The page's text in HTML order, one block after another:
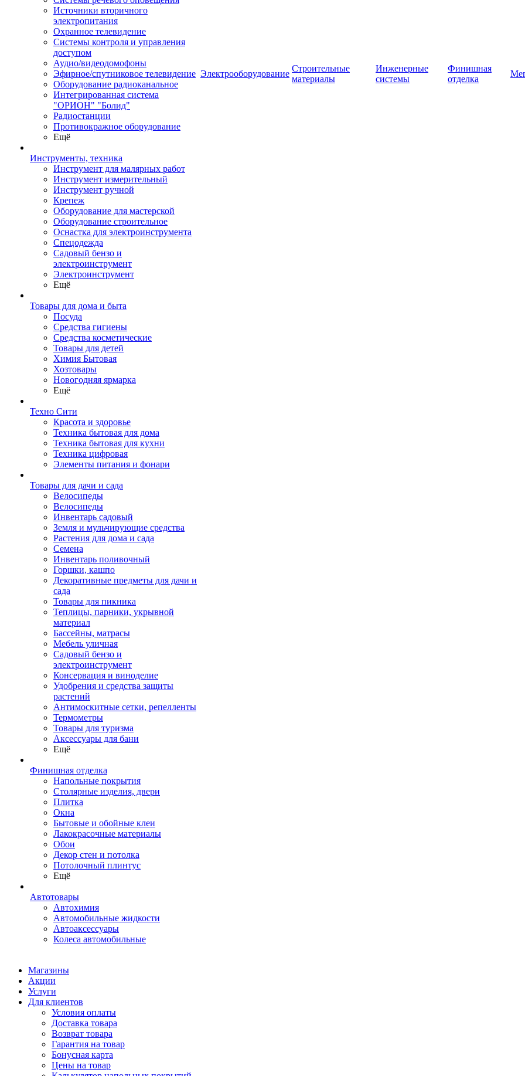
Источники вторичного
электропитания
Охранное телевидение
Системы контроля и управления
доступом
Аудио/видеодомофоны
Эфирное/спутниковое телевидение
Оборудование радиоканальное
Интегрированная система
"ОРИОН" "Болид"
Радиостанции
Противокражное оборудование
Ещё
Инструменты, техника
Инструмент для малярных работ
Инструмент измерительный
Инструмент ручной
Крепеж
Оборудование для мастерской
Оборудование строительное
Оснастка для электроинструмента
Спецодежда
Садовый бензо и
электроинструмент
Электроинструмент
Ещё
Товары для дома и быта
Посуда
Средства гигиены
Средства косметические
Товары для детей
Химия Бытовая
Хозтовары
Новогодняя ярмарка
Ещё
Техно Сити
Красота и здоровье
Техника бытовая для дома
Техника бытовая для кухни
Техника цифровая
Элементы питания и фонари
Товары для дачи и сада
Велосипеды
Велосипеды
Инвентарь садовый
Земля и мульчирующие средства
Растения для дома и сада
Семена
Инвентарь поливочный
Горшки, кашпо
Декоративные предметы для дачи и
сада
Товары для пикника
Теплицы, парники, укрывной
материал
Бассейны, матрасы
Мебель уличная
Садовый бензо и
электроинструмент
Консервация и виноделие
Удобрения и средства защиты
растений
Антимоскитные сетки, репелленты
Термометры
Товары для туризма
Аксессуары для бани
Ещё
Финишная отделка
Напольные покрытия
Столярные изделия, двери
Плитка
Окна
Бытовые и обойные клеи
Лакокрасочные материалы
Обои
Декор стен и потолка
Потолочный плинтус
Ещё
Автотовары
Автохимия
Автомобильные жидкости
Автоаксессуары
Колеса автомобильные
Электрооборудование
Строительные
материалы
Инженерные
системы
Финишная
отделка
Магазины
Акции
Услуги
Для клиентов
Условия оплаты
Доставка товара
Возврат товара
Гарантия на товар
Бонусная карта
Цены на товар